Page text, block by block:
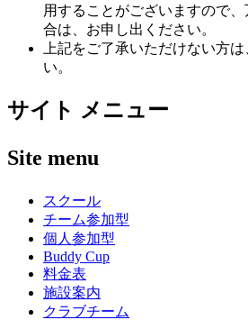
用することがございますので
合は、お申し出ください。
上記をご了承いただけない方
い。
サイト メニュー
Site menu
スクール
チーム参加型
個人参加型
Buddy Cup
料金表
施設案内
クラブチーム